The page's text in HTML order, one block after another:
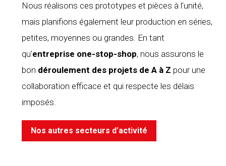
Nous réalisons ces prototypes et pièces à l’unité,
mais planifions également leur production en séries,
petites, moyennes ou grandes. En tant
qu’entreprise one-stop-shop, nous assurons le
bon déroulement des projets de A à Z pour une
collaboration efficace et qui respecte les délais
imposés.
Nos autres secteurs d’activité